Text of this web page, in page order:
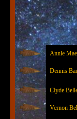
Annie
Dennis
Clyde
Vernon